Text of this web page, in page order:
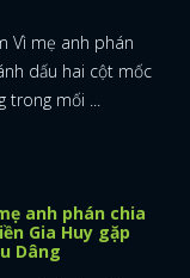
Vì mẹ anh phán
dấu hai cột mốc
mối ...
anh phán chia
Gia Huy gặp
Dâng